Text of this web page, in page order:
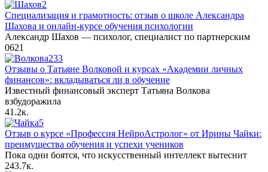
Специализация и грамотность: отзыв о школе Александра
Шахова и онлайн-курсе обучения психологии
Александр Шахов — психолог, специалист по партнерским
0621
Отзывы о Татьяне Волковой и курсах «Академии личных
финансов»: вкладываться ли в обучение
Известный финансовый эксперт Татьяна Волкова
взбудоражила
41.2к.
Отзыв о курсе «Профессия НейроАстролог» от Ирины Чайки:
преимущества обучения и успехи учеников
Пока одни боятся, что искусственный интеллект вытеснит
243.7к.